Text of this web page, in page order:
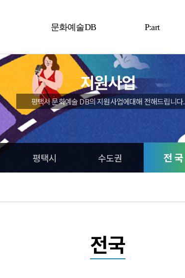
문화예술DB
예술인
예술단체
P:art
지원사업
평택시 문화예술 DB의 지원사업에대해 전해드립니다.
평택시 수도권 전 국
전국